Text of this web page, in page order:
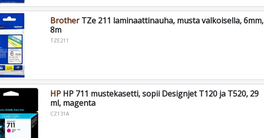
BrotherTZe 211 laminaattinauha, musta valkoisella, 6mm,
8m
TZE211
HPHP 711 mustekasetti, sopii Designjet T120 ja T520, 29
ml, magenta
CZ131A